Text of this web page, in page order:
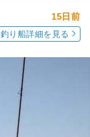
15日前
釣り船詳細を見る